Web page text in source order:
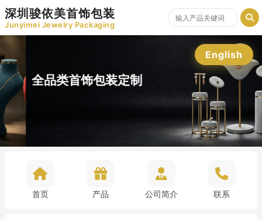
深圳骏依美首饰包装
Junyimei Jewelry Packaging
English
全品类首饰包装定制
首页 产品 公司简介 联系